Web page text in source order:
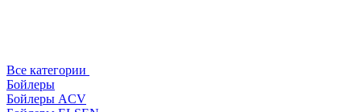
Все категории
Бойлеры
Бойлеры ACV